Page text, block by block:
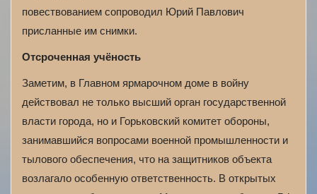
повествованием сопроводил Юрий Павлович
присланные им снимки.
Отсроченная учёность
Заметим, в Главном ярмарочном доме в войну
действовал не только высший орган государственной
власти города, но и Горьковский комитет обороны,
занимавшийся вопросами военной промышленности и
тылового обеспечения, что на защитников объекта
возлагало особенную ответственность. В открытых